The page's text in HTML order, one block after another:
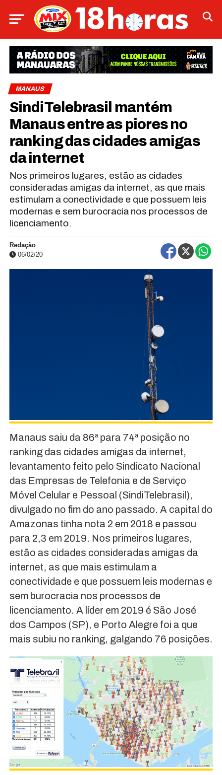
MANAUS
SindiTelebrasil mantém
Manaus entre as piores no
ranking das cidades amigas
da internet
Nos primeiros lugares, estão as cidades
consideradas amigas da internet, as que mais
estimulam a conectividade e que possuem leis
modernas e sem burocracia nos processos de
licenciamento.
Redação
06/02/20
Manaus saiu da 86ª para 74ª posição no
ranking das cidades amigas da internet,
levantamento feito pelo Sindicato Nacional
das Empresas de Telefonia e de Serviço
Móvel Celular e Pessoal (SindiTelebrasil),
divulgado no fim do ano passado. A capital do
Amazonas tinha nota 2 em 2018 e passou
para 2,3 em 2019. Nos primeiros lugares,
estão as cidades consideradas amigas da
internet, as que mais estimulam a
conectividade e que possuem leis modernas e
sem burocracia nos processos de
licenciamento. A líder em 2019 é São José
dos Campos (SP), e Porto Alegre foi a que
mais subiu no ranking, galgando 76 posições.